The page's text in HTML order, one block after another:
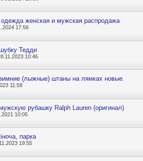
одежда женская и мужская распродажа
17:56
Тедди
10:46
(лыжные) штаны на лямках новые.
11:58
рубашку Ralph Lauren (оригинал)
10:05
парка
19:55